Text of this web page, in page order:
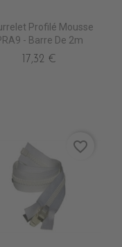
Profilé Mousse
- Barre De 2m
17,32 €
favorite_border